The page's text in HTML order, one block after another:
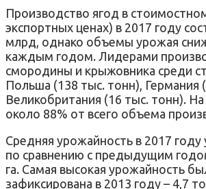
Производство ягод в
экспортных ценах) в 2017 году
млрд, однако объемы урожая
каждым годом. Лидерами
смородины и крыжовника среди
Польша (138 тыс. тонн), Германия
Великобритания (16 тыс. тонн).
около 88% от всего объема
Средняя урожайность в 2017 году
по сравнению с предыдущим
га. Самая высокая урожайность
зафиксирована в 2013 году – 4,7